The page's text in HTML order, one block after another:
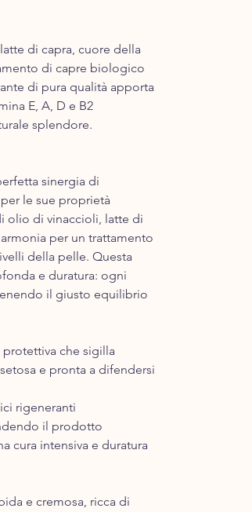
di capra, cuore della
di capre biologic​o
di pura qualità apporta
E, A, D e B2
splendore.
sinergia di
le sue proprietà
olio di vinaccioli, latte di
per un trattamento
della pelle. Questa
e duratura: ogni
il giusto equilibrio
protettiva che sigilla
e pronta a difendersi
rigeneranti
il prodotto
cura intensiva e duratura
e cremosa, ricca di